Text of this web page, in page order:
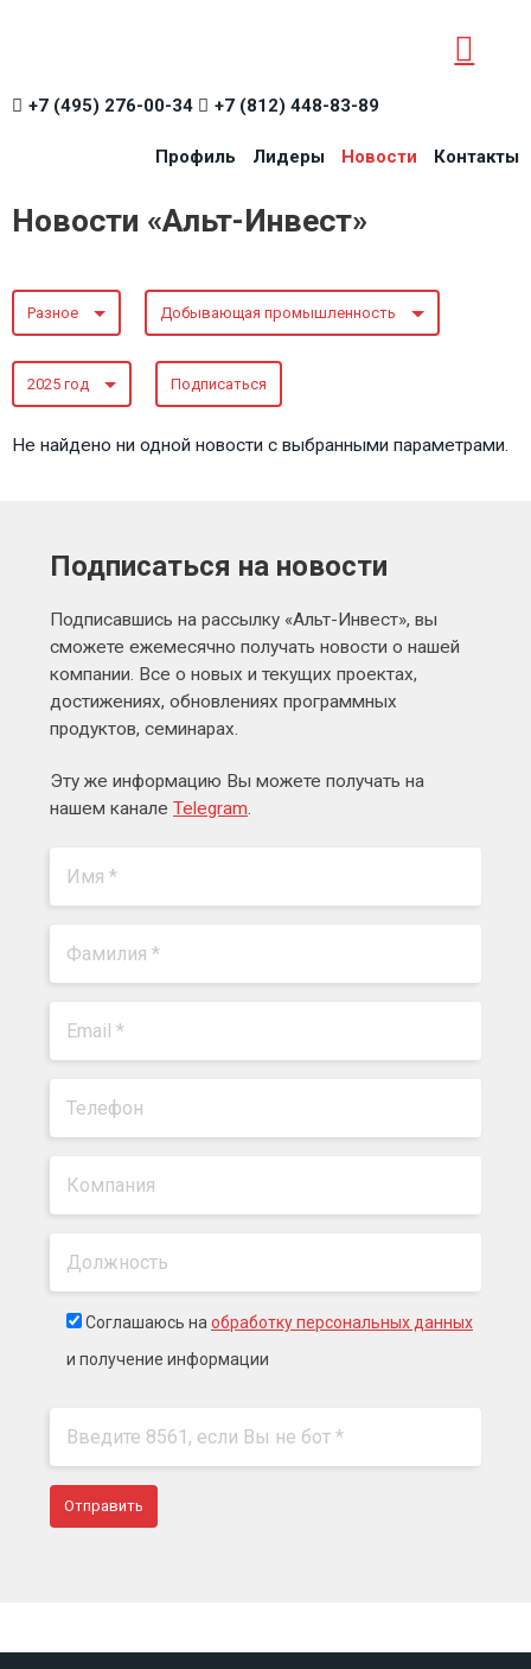
+7 (495) 276-00-34 +7 (812) 448-83-89
Профиль Лидеры Новости Контакты
Новости «Альт-Инвест»
Разное Добывающая промышленность
2025 год Подписаться
Не найдено ни одной новости с выбранными параметрами.
Подписаться на новости
Подписавшись на рассылку «Альт-Инвест», вы
сможете ежемесячно получать новости о нашей
компании. Все о новых и текущих проектах,
достижениях, обновлениях программных
продуктов, семинарах.
Эту же информацию Вы можете получать на
нашем канале Telegram.
Соглашаюсь на обработку персональных данных
и получение информации